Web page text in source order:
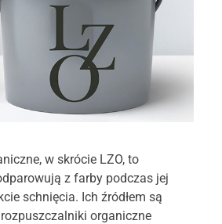
w skrócie LZO, to
z farby podczas jej
schnięcia. Ich źródłem są
organiczne